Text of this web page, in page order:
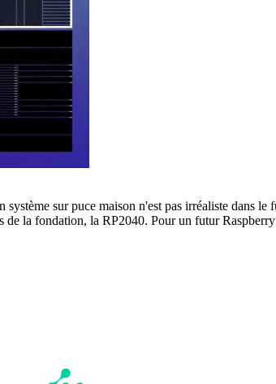
sur puce maison n'est pas irréaliste dans
la fondation, la RP2040. Pour un futur